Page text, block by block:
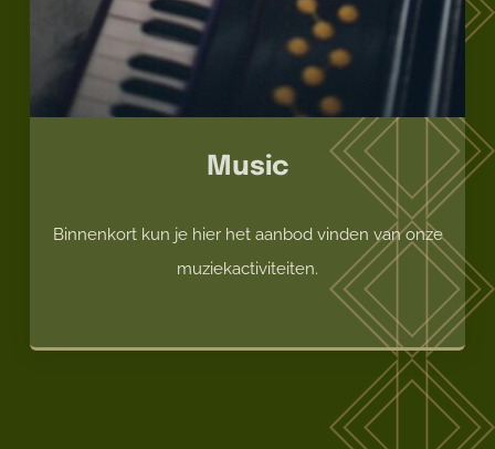
Music
Binnenkort kun je hier het aanbod vinden van onze
muziekactiviteiten.